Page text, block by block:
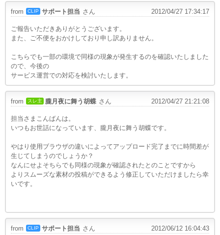
from CLIP サポート担当 さん 2012/04/27 17:34:17
ご報告いただきありがとうございます。
また、ご不便をおかけしており申し訳ありません。
こちらでも一部の環境で同様の現象が発生するのを確認いたしました
ので、今後の
サービス運営での対応を検討いたします。
from スレ主 朧月夜に舞う胡蝶 さん 2012/04/27 21:21:08
担当さまこんばんは。
いつもお世話になっています、朧月夜に舞う胡蝶です。
やはり使用ブラウザの違いによってアップロード完了までに時間差が
生じてしまうのでしょうか？
なんにせよそちらでも同様の現象が確認されたとのことですから
よりスムーズな素材の投稿ができるよう修正していただけましたら幸
いです。
from CLIP サポート担当 さん 2012/06/12 16:04:43